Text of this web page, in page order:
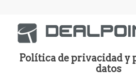
Política de privacidad y
datos